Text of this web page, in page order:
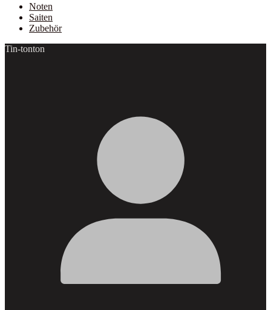
Noten
Saiten
Zubehör
Tin-tonton